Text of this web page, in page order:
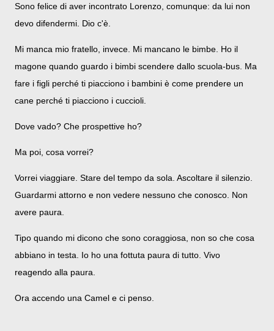
Sono felice di aver incontrato Lorenzo, comunque: da lui non
devo difendermi. Dio c'è.
Mi manca mio fratello, invece. Mi mancano le bimbe. Ho il
magone quando guardo i bimbi scendere dallo scuola-bus. Ma
fare i figli perché ti piacciono i bambini è come prendere un
cane perché ti piacciono i cuccioli.
Dove vado? Che prospettive ho?
Ma poi, cosa vorrei?
Vorrei viaggiare. Stare del tempo da sola. Ascoltare il silenzio.
Guardarmi attorno e non vedere nessuno che conosco. Non
avere paura.
Tipo quando mi dicono che sono coraggiosa, non so che cosa
abbiano in testa. Io ho una fottuta paura di tutto. Vivo
reagendo alla paura.
Ora accendo una Camel e ci penso.